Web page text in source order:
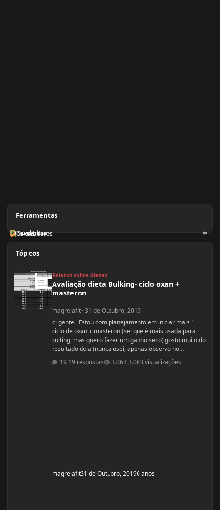
Ferramentas
Geradores
Orientadores
Calculadoras
Tópicos
Relatos sobre dietas
Avaliação dieta Bulking- ciclo oxan +
masteron
magrelafit ·31 de Outubro, 2019
oi gente, Estou com planejamento em iniciar mais 1
ciclo de oxan + masteron (sei que é mais usada para
culting, mas quero fazer um ganho seco) gosto muito do
resultado dela (nunca usei, apenas observo no
pessoal). ja fiz 2 ciclos de oxandrolona 1 em 2016(6
semanas) e outro 2017.(6 semanas) , mas o meu
19 respostas 3.063 visualizações
magrelafit31 de Outubro, 20196 anos